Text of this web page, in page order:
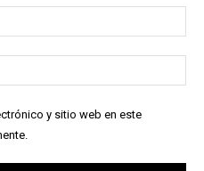
y sitio web en este